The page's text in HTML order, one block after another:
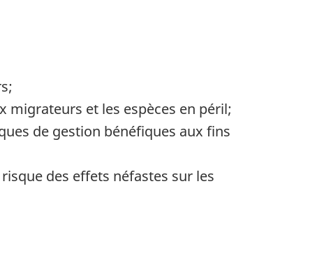
migrateurs et les espèces en péril;
de gestion bénéfiques aux fins
des effets néfastes sur les